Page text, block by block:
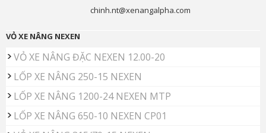
chinh.nt@xenangalpha.com
VỎ XE NÂNG NEXEN
VỎ XE NÂNG ĐẶC NEXEN 12.00-20
LỐP XE NÂNG 250-15 NEXEN
LỐP XE NÂNG 1200-24 NEXEN MTP
LỐP XE NÂNG 650-10 NEXEN CP01